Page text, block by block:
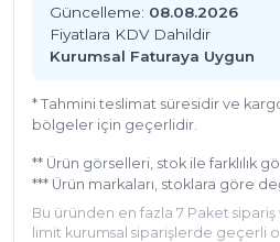
Güncelleme: 08.08.2026
Fiyatlara KDV Dahildir
Kurumsal Faturaya Uygun
* Tahmini teslimat süresidir ve
bölgeler için geçerlidir.
** Ürün görselleri, stok ile farklılık
*** Ürün markaları, stoklara göre
Bu üründen en fazla 7 Paket
limit kurumsal siparişlerde geçerli